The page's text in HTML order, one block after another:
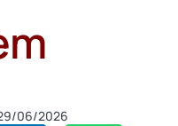
06/2026